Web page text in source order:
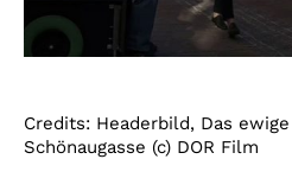
Credits: Headerbild, Das
Schönaugasse (c) DOR Film